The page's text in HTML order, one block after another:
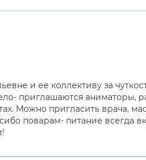
и ее коллективу за
приглашаются
Можно пригласить врача,
поварам- питание всегда